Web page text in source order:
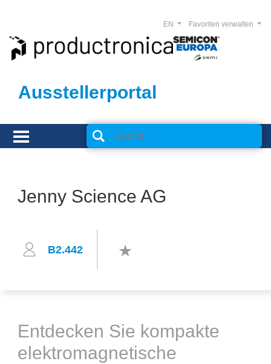
Ausstellerportal
Favoriten verwalten
EN
Jenny Science AG
B2.442
Entdecken Sie kompakte
elektromagnetische